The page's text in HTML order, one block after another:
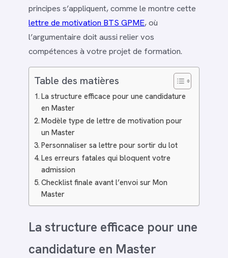
principes s’appliquent, comme le montre cette
lettre de motivation BTS GPME, où
l’argumentaire doit aussi relier vos
compétences à votre projet de formation.
Table des matières
La structure efficace pour une candidature
en Master
Modèle type de lettre de motivation pour
un Master
Personnaliser sa lettre pour sortir du lot
Les erreurs fatales qui bloquent votre
admission
Checklist finale avant l’envoi sur Mon
Master
La structure efficace pour une
candidature en Master